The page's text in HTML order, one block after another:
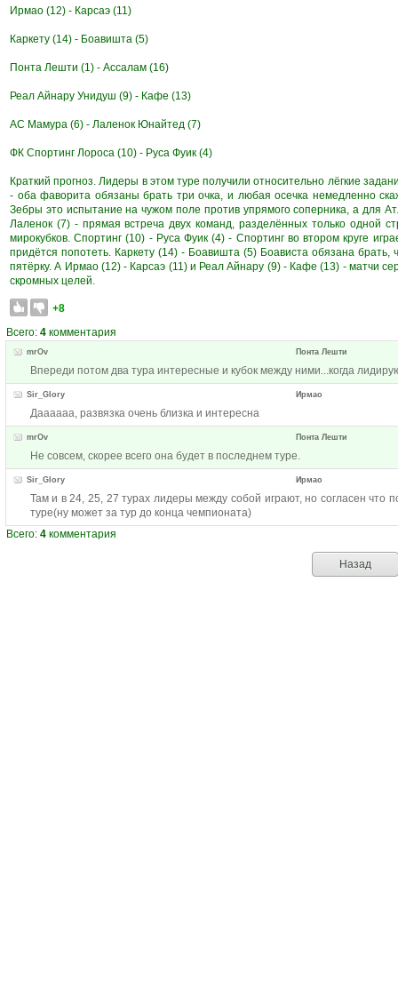
Ирмао (12) - Карсаэ (11)
Каркету (14) - Боавишта (5)
Понта Лешти (1) - Ассалам (16)
Реал Айнару Унидуш (9) - Кафе (13)
АС Мамура (6) - Лаленок Юнайтед (7)
ФК Спортинг Лороса (10) - Руса Фуик (4)
Краткий прогноз. Лидеры в этом туре получили относительно лёгкие
- оба фаворита обязаны брать три очка, и любая осечка немедленно
Зебры это испытание на чужом поле против упрямого соперника, а для
Лаленок (7) - прямая встреча двух команд, разделённых только одной
мирокубков. Спортинг (10) - Руса Фуик (4) - Спортинг во втором круге
придётся попотеть. Каркету (14) - Боавишта (5) Боависта обязана
пятёрку. А Ирмао (12) - Карсаэ (11) и Реал Айнару (9) - Кафе (13) - матчи
скромных целей.
+8
Всего: 4 комментария
mrOv Понта Лешти
Впереди потом два тура интересные и кубок между ними...когда
Sir_Glory Ирмао
Даааааа, развязка очень близка и интересна
mrOv Понта Лешти
Не совсем, скорее всего она будет в последнем туре.
Sir_Glory Ирмао
Там и в 24, 25, 27 турах лидеры между собой играют, но согласен что
туре(ну может за тур до конца чемпионата)
Всего: 4 комментария
Назад